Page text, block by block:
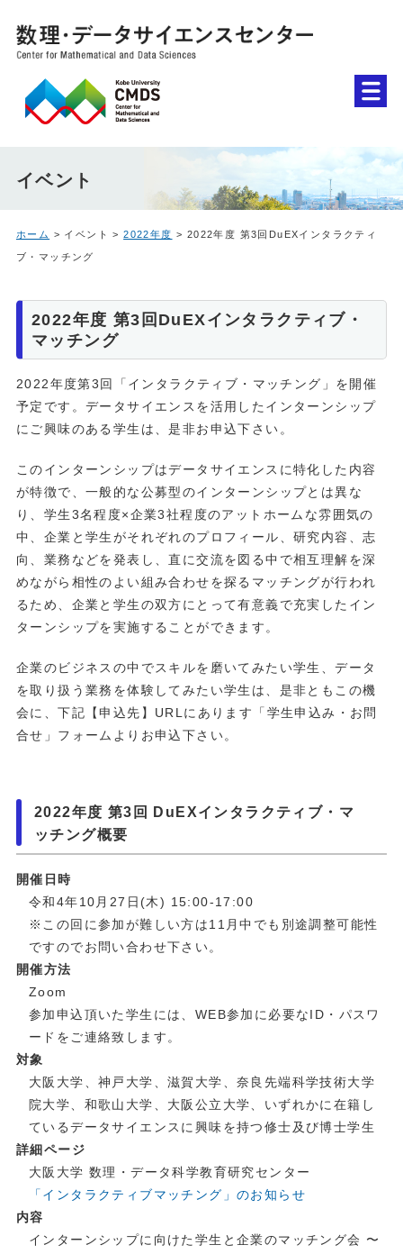
イベント
ホーム > イベント >2022年度 > 2022年度 第3回DuEXインタラクティ
ブ・マッチング
2022年度 第3回DuEXインタラクティブ・
マッチング
2022年度第3回「インタラクティブ・マッチング」を開催
予定です。データサイエンスを活用したインターンシップ
にご興味のある学生は、是非お申込下さい。
このインターンシップはデータサイエンスに特化した内容
が特徴で、一般的な公募型のインターンシップとは異な
り、学生3名程度×企業3社程度のアットホームな雰囲気の
中、企業と学生がそれぞれのプロフィール、研究内容、志
向、業務などを発表し、直に交流を図る中で相互理解を深
めながら相性のよい組み合わせを探るマッチングが行われ
るため、企業と学生の双方にとって有意義で充実したイン
ターンシップを実施することができます。
企業のビジネスの中でスキルを磨いてみたい学生、データ
を取り扱う業務を体験してみたい学生は、是非ともこの機
会に、下記【申込先】URLにあります「学生申込み・お問
合せ」フォームよりお申込下さい。
2022年度 第3回 DuEXインタラクティブ・マ
ッチング概要
開催日時
令和4年10月27日(木) 15:00-17:00
※この回に参加が難しい方は11月中でも別途調整可能性
ですのでお問い合わせ下さい。
開催方法
Zoom
参加申込頂いた学生には、WEB参加に必要なID・パスワ
ードをご連絡致します。
対象
大阪大学、神戸大学、滋賀大学、奈良先端科学技術大学
院大学、和歌山大学、大阪公立大学、いずれかに在籍し
ているデータサイエンスに興味を持つ修士及び博士学生
詳細ページ
大阪大学 数理・データ科学教育研究センター
「インタラクティブマッチング」のお知らせ
内容
インターンシップに向けた学⽣と企業のマッチング会 〜